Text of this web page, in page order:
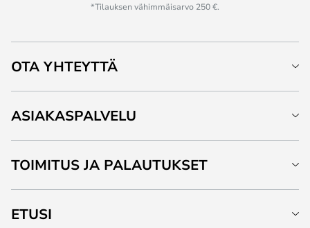
*Tilauksen vähimmäisarvo 250 €.
OTA YHTEYTTÄ
ASIAKASPALVELU
TOIMITUS JA PALAUTUKSET
ETUSI